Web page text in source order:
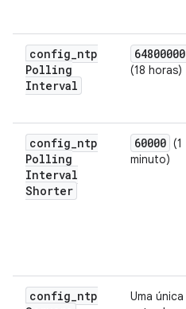
config_ntp
Polling
Interval
64800000
(18 horas)
config_ntp
Polling
Interval
Shorter
60000 (1
minuto)
config_ntp
Uma única